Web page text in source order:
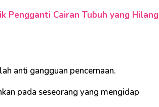
Pengganti Cairan Tubuh yang Hilang
anti gangguan pencernaan.
pada seseorang yang mengidap